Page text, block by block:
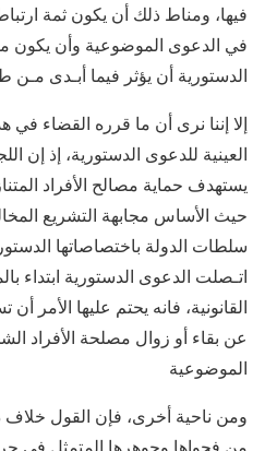
فيها، ومناط ذلك أن يكون ثمة
في الدعوى الموضوعية وأن يكون
الدستورية أن يؤثر فيما أبـدى
إلا إننا نرى أن ما قرره القضاء في
العينية للدعوى الدستورية، إذ إن
يستهدف حماية مصالح الأفراد
حيث الأساس مجابهة التشريع
سلطات الدولة باختصاصاتها
اتـصلت الدعوى الدستورية ابتداء
القانونية، فانه يحتم عليها الأمر
عن بقاء أو زوال مصلحة الأفراد
الموضوعية
ومن ناحية أخرى، فإن القول خلاف
من فحواها وجوهرها المتمثل في